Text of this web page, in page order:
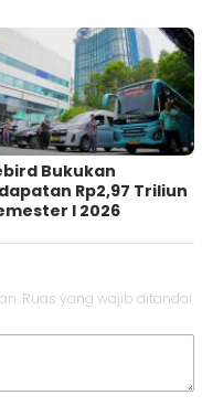
Bukukan
Rp2,97 Triliun
I 2026
Ruas yang wajib ditandai